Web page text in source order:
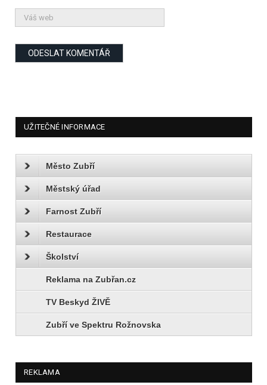
UŽITEČNÉ INFORMACE
Město Zubří
Městský úřad
Farnost Zubří
Restaurace
Školství
Reklama na Zubřan.cz
TV Beskyd ŽIVĚ
Zubří ve Spektru Rožnovska
REKLAMA